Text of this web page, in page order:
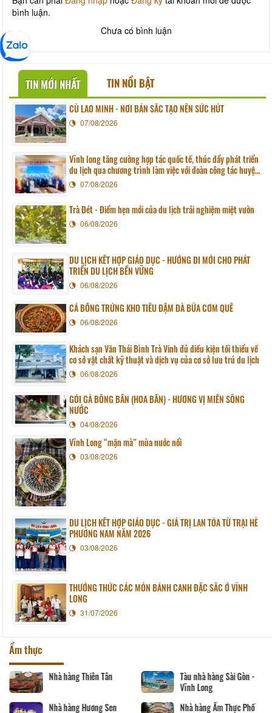
bình luận.
Chưa có bình luận
TIN MỚI NHẤT TIN NỔI BẬT
CÙ LAO MINH - NƠI BẢN SẮC TẠO NÊN SỨC HÚT
07/08/2026
Vĩnh long tăng cường hợp tác quốc tế, thúc đẩy phát triển
du lịch qua chương trình làm việc với đoàn công tác huyện
Sunchang (Hàn quốc)
07/08/2026
Trà Đét - Điểm hẹn mới của du lịch trải nghiệm miệt vườn
06/08/2026
DU LỊCH KẾT HỢP GIÁO DỤC - HƯỚNG ĐI MỚI CHO PHÁT
TRIỂN DU LỊCH BỀN VỮNG
06/08/2026
CÁ BỐNG TRỨNG KHO TIÊU ĐẬM ĐÀ BỮA CƠM QUÊ
06/08/2026
Khách sạn Văn Thái Bình Trà Vinh đủ điều kiện tối thiểu về
cơ sở vật chất kỹ thuật và dịch vụ của cơ sở lưu trú du lịch
06/08/2026
GỎI GÀ BÔNG BẦN (HOA BẦN) - HƯƠNG VỊ MIỀN SÔNG
NƯỚC
04/08/2026
Vĩnh Long “mặn mà” mùa nước nổi
03/08/2026
DU LỊCH KẾT HỢP GIÁO DỤC - GIÁ TRỊ LAN TỎA TỪ TRẠI HÈ
PHƯƠNG NAM NĂM 2026
03/08/2026
THƯỞNG THỨC CÁC MÓN BÁNH CANH ĐẶC SẮC Ở VĨNH
LONG
31/07/2026
Ẩm thực
Nhà hàng Phương Thủy Nhà hàng Song Thảo
Nhà hàng Ngân Vinh Nhà hàng Sáu Tú